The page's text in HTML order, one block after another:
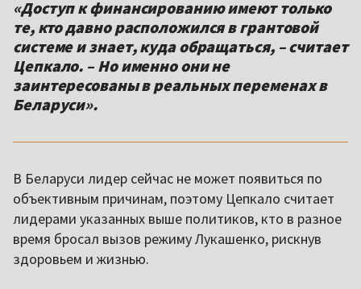
«Доступ к финансированию имеют только
те, кто давно расположился в грантовой
системе и знает, куда обращаться, – считает
Цепкало. – Но именно они не
заинтересованы в реальных переменах в
Беларуси».
В Беларуси лидер сейчас не может появиться по
объективным причинам, поэтому Цепкало считает
лидерами указанных выше политиков, кто в разное
время бросал вызов режиму Лукашенко, рискнув
здоровьем и жизнью.